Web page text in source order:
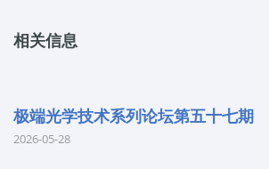
相关信息
极端光学技术系列论坛第五十七期
2026-05-28